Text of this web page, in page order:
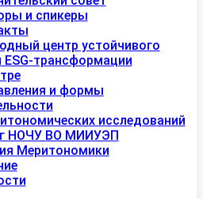
и спикеры
центр устойчивого
ESG-трансформации
и формы
исследований
НОЧУ ВО МИИУЭП
Меритономики